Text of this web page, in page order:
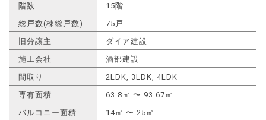
階数
15階
総戸数(棟総戸数)
75戸
旧分譲主
ダイア建設
施工会社
酒部建設
間取り
2LDK, 3LDK, 4LDK
専有面積
63.8㎡ 〜 93.67㎡
バルコニー面積
14㎡ 〜 25㎡